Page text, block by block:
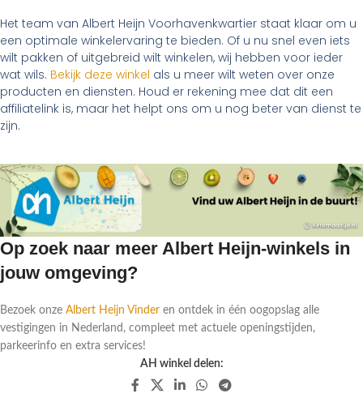
Het team van Albert Heijn Voorhavenkwartier staat klaar om u
een optimale winkelervaring te bieden. Of u nu snel even iets
wilt pakken of uitgebreid wilt winkelen, wij hebben voor ieder
wat wils. Bekijk deze winkel als u meer wilt weten over onze
producten en diensten. Houd er rekening mee dat dit een
affiliatelink is, maar het helpt ons om u nog beter van dienst te
zijn.
Op zoek naar meer Albert Heijn-winkels in
jouw omgeving?
Bezoek onze Albert Heijn Vinder en ontdek in één oogopslag alle
vestigingen in Nederland, compleet met actuele openingstijden,
parkeerinfo en extra services!
AH winkel delen: